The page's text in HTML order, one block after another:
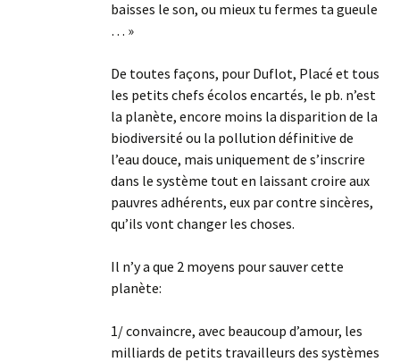
baisses le son, ou mieux tu fermes ta gueule
… »
De toutes façons, pour Duflot, Placé et tous
les petits chefs écolos encartés, le pb. n’est
la planète, encore moins la disparition de la
biodiversité ou la pollution définitive de
l’eau douce, mais uniquement de s’inscrire
dans le système tout en laissant croire aux
pauvres adhérents, eux par contre sincères,
qu’ils vont changer les choses.
Il n’y a que 2 moyens pour sauver cette
planète:
1/ convaincre, avec beaucoup d’amour, les
milliards de petits travailleurs des systèmes